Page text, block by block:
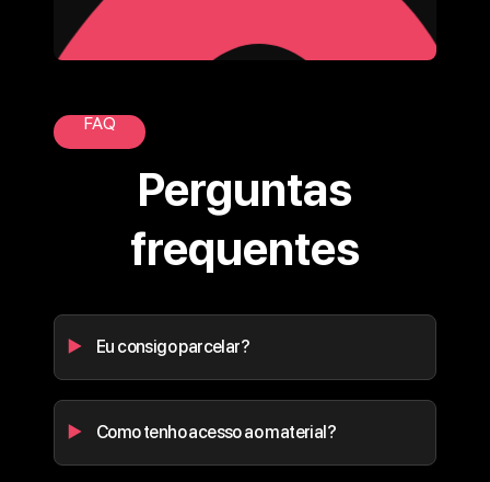
FAQ
Perguntas
frequentes
Eu consigo parcelar?
Como tenho acesso ao material?